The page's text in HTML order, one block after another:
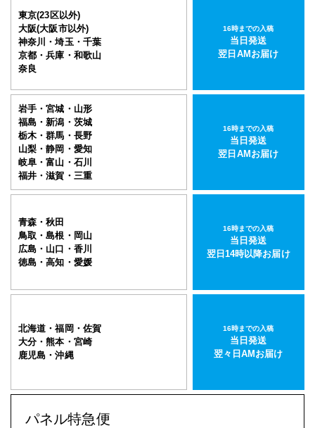
東京(23区以外)
大阪(大阪市以外)
神奈川・埼玉・千葉
京都・兵庫・和歌山
奈良
16時までの入稿
当日発送
翌日AMお届け
岩手・宮城・山形
福島・新潟・茨城
栃木・群馬・長野
山梨・静岡・愛知
岐阜・富山・石川
福井・滋賀・三重
16時までの入稿
当日発送
翌日AMお届け
青森・秋田
鳥取・島根・岡山
広島・山口・香川
徳島・高知・愛媛
16時までの入稿
当日発送
翌日14時以降お届け
北海道・福岡・佐賀
大分・熊本・宮崎
鹿児島・沖縄
16時までの入稿
当日発送
翌々日AMお届け
パネル特急便